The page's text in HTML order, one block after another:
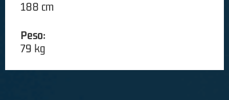
188 cm
Peso:
79 kg